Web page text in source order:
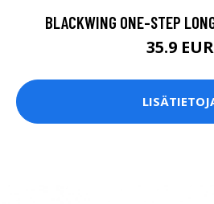
BLACKWING ONE-STEP
35.9 EUR